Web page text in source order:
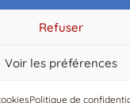
Refuser
Voir les préférences
Politique de
[2004-2024] | Tous
Developed byWEB3-DESIGN